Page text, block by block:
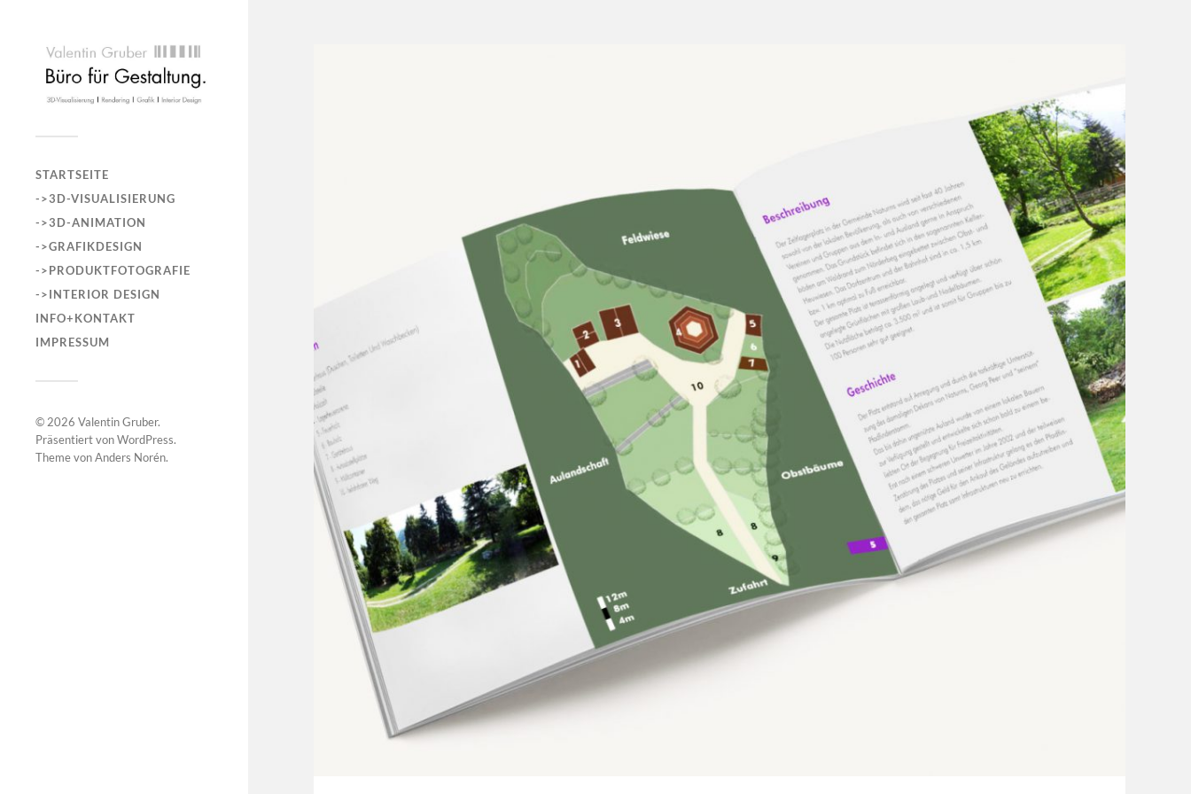
STARTSEITE
->3D-VISUALISIERUNG
->3D-ANIMATION
->GRAFIKDESIGN
->PRODUKTFOTOGRAFIE
->INTERIOR DESIGN
INFO+KONTAKT
IMPRESSUM
© 2026 Valentin Gruber.
Präsentiert vonWordPress.
Theme vonAnders Norén.